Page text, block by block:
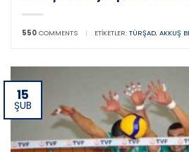
550 COMMENTS | ETIKETLER: TÜRŞAD, AKKUŞ
15
ŞUB